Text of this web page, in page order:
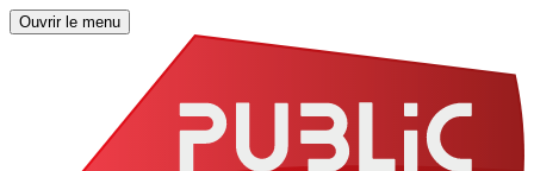
Ouvrir le menu